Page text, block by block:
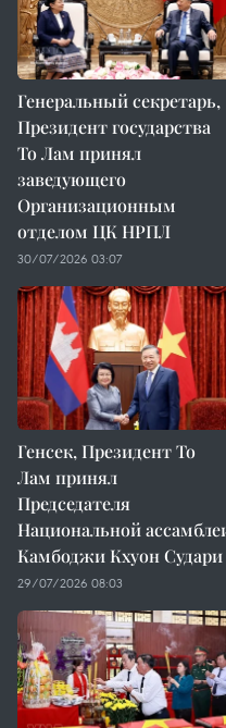
Генеральный секретарь,
Президент государства
То Лам принял
заведующего
Организационным
отделом ЦК НРПЛ
30/07/2026 03:07
Генсек, Президент То
Лам принял
Председателя
Национальной
Камбоджи Кхуон Судари
29/07/2026 08:03